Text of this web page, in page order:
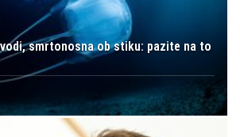
smrtonosna ob stiku: pazite na to